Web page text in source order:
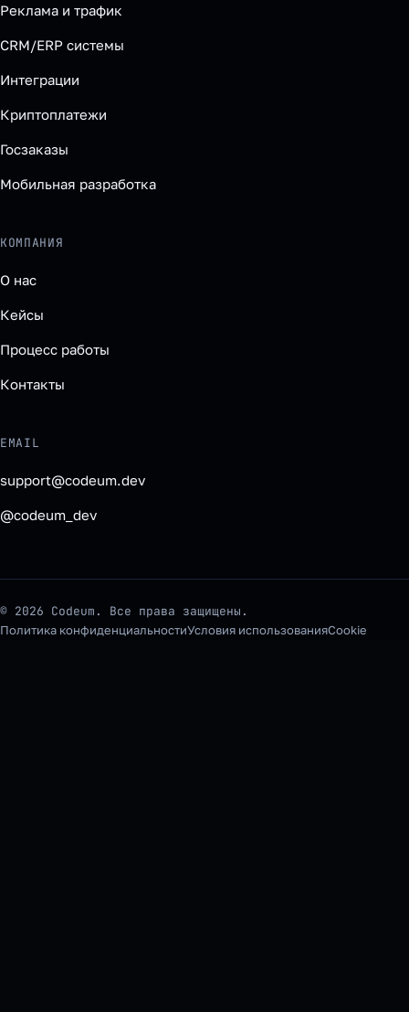
Реклама и трафик
CRM/ERP системы
Интеграции
Криптоплатежи
Госзаказы
Мобильная разработка
КОМПАНИЯ
О нас
Кейсы
Процесс работы
Контакты
EMAIL
support@codeum.dev
@codeum_dev
© 2026 Codeum. Все права защищены.
Политика конфиденциальностиУсловия использованияCookie